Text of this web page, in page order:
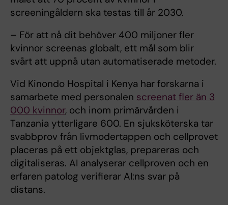
screeningåldern ska testas till år 2030.
– För att nå dit behöver 400 miljoner fler
kvinnor screenas globalt, ett mål som blir
svårt att uppnå utan automatiserade metoder.
Vid Kinondo Hospital i Kenya har forskarna i
samarbete med personalen screenat fler än 3
000 kvinnor, och inom primärvården i
Tanzania ytterligare 600. En sjuksköterska tar
svabbprov från livmodertappen och cellprovet
placeras på ett objektglas, prepareras och
digitaliseras. AI analyserar cellproven och en
erfaren patolog verifierar AI:ns svar på
distans.